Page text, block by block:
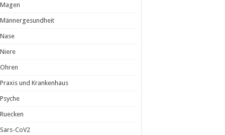
Magen
Männergesundheit
Nase
Niere
Ohren
Praxis und Krankenhaus
Psyche
Ruecken
Sars-CoV2